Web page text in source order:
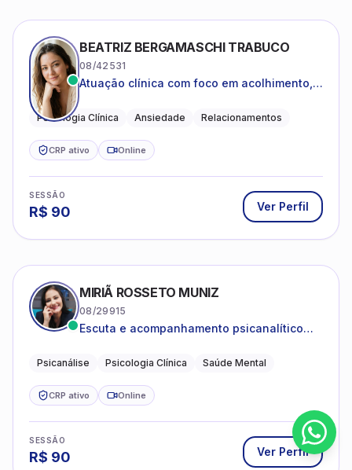
BEATRIZ BERGAMASCHI TRABUCO
08/42531
Atuação clínica com foco em acolhimento,
Psicologia Clínica Ansiedade Relacionamentos
CRP ativo Online
SESSÃO
R$ 90 Ver Perfil
MIRIÃ ROSSETO MUNIZ
08/29915
Escuta e acompanhamento psicanalítico
Psicanálise Psicologia Clínica Saúde Mental
CRP ativo Online
SESSÃO
R$ 90 Ver Perfil